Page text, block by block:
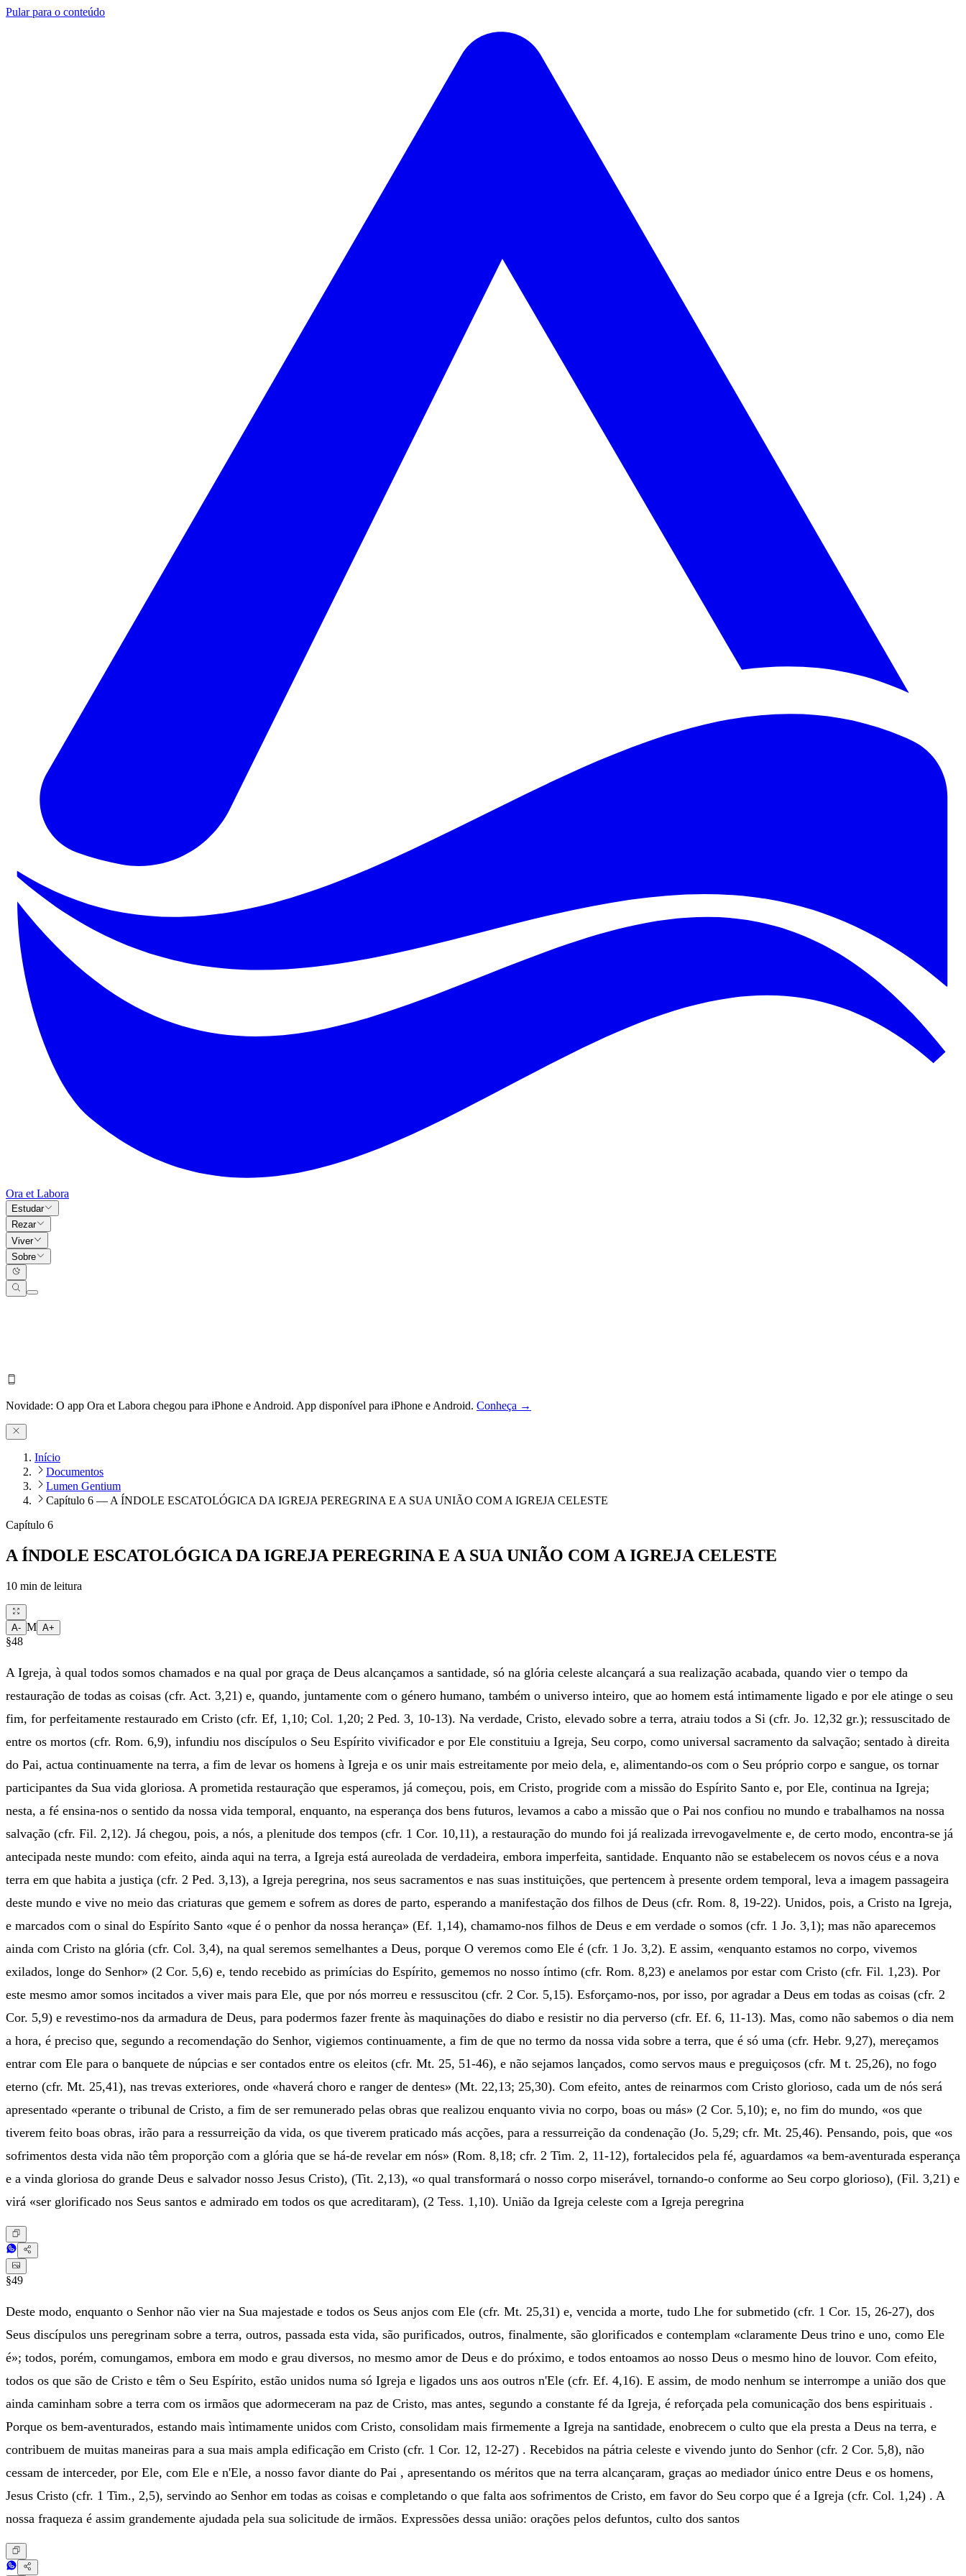
Pular para o conteúdo
Ora et Labora
Estudar
Rezar
Viver
Sobre
Novidade: O app Ora et Labora chegou para iPhone e Android. App disponível para iPhone e Android. Conheça →
Início
Documentos
Lumen Gentium
Capítulo 6 — A ÍNDOLE ESCATOLÓGICA DA IGREJA PEREGRINA E A SUA UNIÃO COM A IGREJA CELESTE
Capítulo 6
A ÍNDOLE ESCATOLÓGICA DA IGREJA PEREGRINA E A SUA UNIÃO COM A IGREJA CELESTE
10 min de leitura
A- M A+
§48
A Igreja, à qual todos somos chamados e na qual por graça de Deus alcançamos a santidade, só na glória celeste alcançará a sua realização acabada, quando vier o tempo da
restauração de todas as coisas (cfr. Act. 3,21) e, quando, juntamente com o género humano, também o universo inteiro, que ao homem está intimamente ligado e por ele atinge o seu
fim, for perfeitamente restaurado em Cristo (cfr. Ef, 1,10; Col. 1,20; 2 Ped. 3, 10-13). Na verdade, Cristo, elevado sobre a terra, atraiu todos a Si (cfr. Jo. 12,32 gr.); ressuscitado de
entre os mortos (cfr. Rom. 6,9), infundiu nos discípulos o Seu Espírito vivificador e por Ele constituiu a Igreja, Seu corpo, como universal sacramento da salvação; sentado à direita
do Pai, actua continuamente na terra, a fim de levar os homens à Igreja e os unir mais estreitamente por meio dela, e, alimentando-os com o Seu próprio corpo e sangue, os tornar
participantes da Sua vida gloriosa. A prometida restauração que esperamos, já começou, pois, em Cristo, progride com a missão do Espírito Santo e, por Ele, continua na Igreja;
nesta, a fé ensina-nos o sentido da nossa vida temporal, enquanto, na esperança dos bens futuros, levamos a cabo a missão que o Pai nos confiou no mundo e trabalhamos na nossa
salvação (cfr. Fil. 2,12). Já chegou, pois, a nós, a plenitude dos tempos (cfr. 1 Cor. 10,11), a restauração do mundo foi já realizada irrevogavelmente e, de certo modo, encontra-se já
antecipada neste mundo: com efeito, ainda aqui na terra, a Igreja está aureolada de verdadeira, embora imperfeita, santidade. Enquanto não se estabelecem os novos céus e a nova
terra em que habita a justiça (cfr. 2 Ped. 3,13), a Igreja peregrina, nos seus sacramentos e nas suas instituições, que pertencem à presente ordem temporal, leva a imagem passageira
deste mundo e vive no meio das criaturas que gemem e sofrem as dores de parto, esperando a manifestação dos filhos de Deus (cfr. Rom. 8, 19-22). Unidos, pois, a Cristo na Igreja,
e marcados com o sinal do Espírito Santo «que é o penhor da nossa herança» (Ef. 1,14), chamamo-nos filhos de Deus e em verdade o somos (cfr. 1 Jo. 3,1); mas não aparecemos
ainda com Cristo na glória (cfr. Col. 3,4), na qual seremos semelhantes a Deus, porque O veremos como Ele é (cfr. 1 Jo. 3,2). E assim, «enquanto estamos no corpo, vivemos
exilados, longe do Senhor» (2 Cor. 5,6) e, tendo recebido as primícias do Espírito, gememos no nosso íntimo (cfr. Rom. 8,23) e anelamos por estar com Cristo (cfr. Fil. 1,23). Por
este mesmo amor somos incitados a viver mais para Ele, que por nós morreu e ressuscitou (cfr. 2 Cor. 5,15). Esforçamo-nos, por isso, por agradar a Deus em todas as coisas (cfr. 2
Cor. 5,9) e revestimo-nos da armadura de Deus, para podermos fazer frente às maquinações do diabo e resistir no dia perverso (cfr. Ef. 6, 11-13). Mas, como não sabemos o dia nem
a hora, é preciso que, segundo a recomendação do Senhor, vigiemos continuamente, a fim de que no termo da nossa vida sobre a terra, que é só uma (cfr. Hebr. 9,27), mereçamos
entrar com Ele para o banquete de núpcias e ser contados entre os eleitos (cfr. Mt. 25, 51-46), e não sejamos lançados, como servos maus e preguiçosos (cfr. M t. 25,26), no fogo
eterno (cfr. Mt. 25,41), nas trevas exteriores, onde «haverá choro e ranger de dentes» (Mt. 22,13; 25,30). Com efeito, antes de reinarmos com Cristo glorioso, cada um de nós será
apresentado «perante o tribunal de Cristo, a fim de ser remunerado pelas obras que realizou enquanto vivia no corpo, boas ou más» (2 Cor. 5,10); e, no fim do mundo, «os que
tiverem feito boas obras, irão para a ressurreição da vida, os que tiverem praticado más acções, para a ressurreição da condenação (Jo. 5,29; cfr. Mt. 25,46). Pensando, pois, que «os
sofrimentos desta vida não têm proporção com a glória que se há-de revelar em nós» (Rom. 8,18; cfr. 2 Tim. 2, 11-12), fortalecidos pela fé, aguardamos «a bem-aventurada esperança
e a vinda gloriosa do grande Deus e salvador nosso Jesus Cristo), (Tit. 2,13), «o qual transformará o nosso corpo miserável, tornando-o conforme ao Seu corpo glorioso), (Fil. 3,21) e
virá «ser glorificado nos Seus santos e admirado em todos os que acreditaram), (2 Tess. 1,10). União da Igreja celeste com a Igreja peregrina
§49
Deste modo, enquanto o Senhor não vier na Sua majestade e todos os Seus anjos com Ele (cfr. Mt. 25,31) e, vencida a morte, tudo Lhe for submetido (cfr. 1 Cor. 15, 26-27), dos
Seus discípulos uns peregrinam sobre a terra, outros, passada esta vida, são purificados, outros, finalmente, são glorificados e contemplam «claramente Deus trino e uno, como Ele
é»; todos, porém, comungamos, embora em modo e grau diversos, no mesmo amor de Deus e do próximo, e todos entoamos ao nosso Deus o mesmo hino de louvor. Com efeito,
todos os que são de Cristo e têm o Seu Espírito, estão unidos numa só Igreja e ligados uns aos outros n'Ele (cfr. Ef. 4,16). E assim, de modo nenhum se interrompe a união dos que
ainda caminham sobre a terra com os irmãos que adormeceram na paz de Cristo, mas antes, segundo a constante fé da Igreja, é reforçada pela comunicação dos bens espirituais .
Porque os bem-aventurados, estando mais ìntimamente unidos com Cristo, consolidam mais firmemente a Igreja na santidade, enobrecem o culto que ela presta a Deus na terra, e
contribuem de muitas maneiras para a sua mais ampla edificação em Cristo (cfr. 1 Cor. 12, 12-27) . Recebidos na pátria celeste e vivendo junto do Senhor (cfr. 2 Cor. 5,8), não
cessam de interceder, por Ele, com Ele e n'Ele, a nosso favor diante do Pai , apresentando os méritos que na terra alcançaram, graças ao mediador único entre Deus e os homens,
Jesus Cristo (cfr. 1 Tim., 2,5), servindo ao Senhor em todas as coisas e completando o que falta aos sofrimentos de Cristo, em favor do Seu corpo que é a Igreja (cfr. Col. 1,24) . A
nossa fraqueza é assim grandemente ajudada pela sua solicitude de irmãos. Expressões dessa união: orações pelos defuntos, culto dos santos